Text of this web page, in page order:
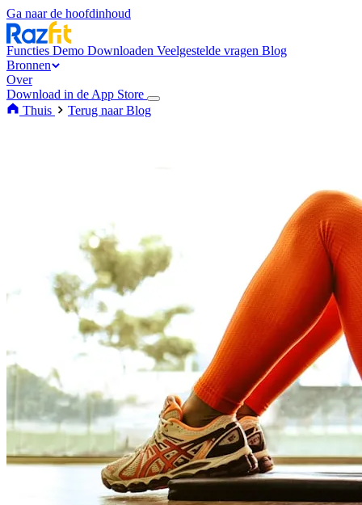
Ga naar de hoofdinhoud
Functies Demo Downloaden Veelgestelde vragen Blog
Bronnen
Over
Download in de App Store
Thuis
Terug naar Blog